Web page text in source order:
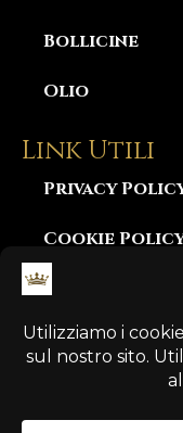
Bollicine
Olio
Link Utili
Privacy
Cookie
Consegna e
Diritto di
Pagamento